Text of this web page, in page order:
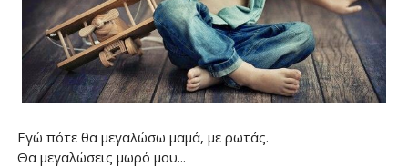
Εγώ πότε θα μεγαλώσω μαμά, με ρωτάς.
Θα μεγαλώσεις μωρό μου...